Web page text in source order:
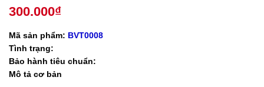
300.000₫
Mã sản phẩm: BVT0008
Tình trạng:
Bảo hành tiêu chuẩn:
Mô tả cơ bản